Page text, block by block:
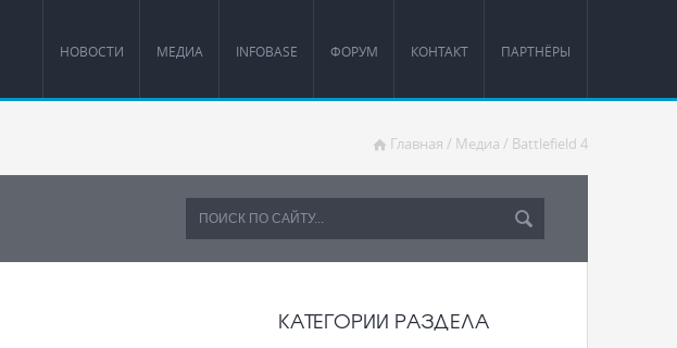
НОВОСТИ МЕДИА INFOBASE ФОРУМ КОНТАКТ ПАРТНЁРЫ
Главная / Медиа / Battlefield 4
КАТЕГОРИИ РАЗДЕЛА